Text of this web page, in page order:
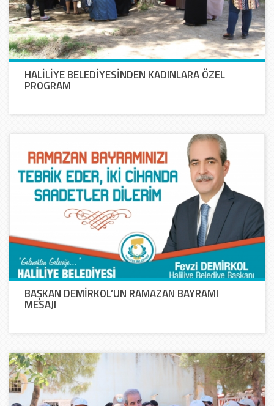
HALİLİYE BELEDİYESİNDEN KADINLARA ÖZEL
PROGRAM
BAŞKAN DEMİRKOL’UN RAMAZAN BAYRAMI
MESAJI